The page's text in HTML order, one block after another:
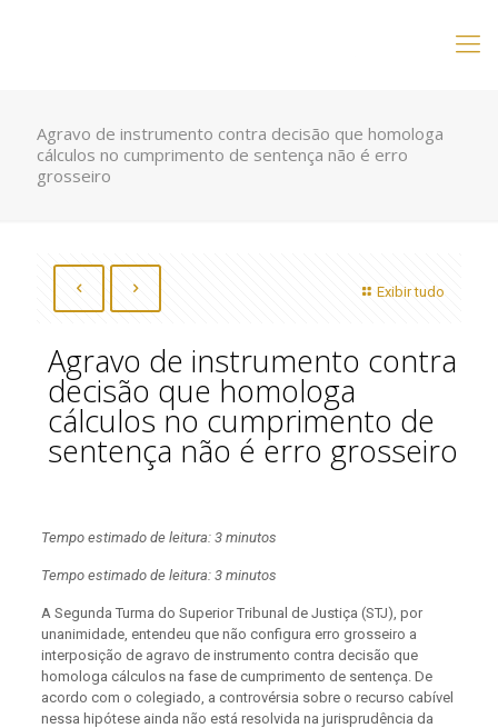
Agravo de instrumento contra decisão que homologa
cálculos no cumprimento de sentença não é erro
grosseiro
Exibir tudo
Agravo de instrumento contra
decisão que homologa
cálculos no cumprimento de
sentença não é erro grosseiro
Tempo estimado de leitura: 3 minutos
Tempo estimado de leitura: 3 minutos
A Segunda Turma do Superior Tribunal de Justiça (STJ), por
unanimidade, entendeu que não configura erro grosseiro a
interposição de agravo de instrumento contra decisão que
homologa cálculos na fase de cumprimento de sentença. De
acordo com o colegiado, a controvérsia sobre o recurso cabível
nessa hipótese ainda não está resolvida na jurisprudência da